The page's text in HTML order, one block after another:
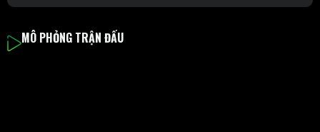
MÔ PHỎNG TRẬN ĐẤU